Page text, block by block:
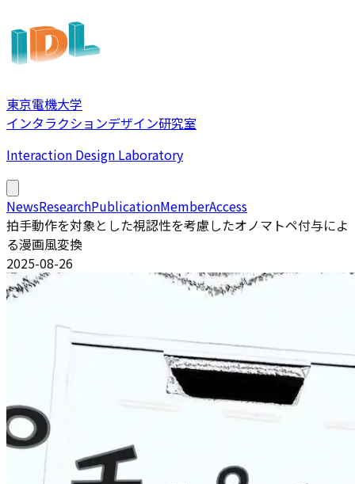
東京電機大学
インタラクションデザイン研究室
Interaction Design Laboratory
NewsResearchPublicationMemberAccess
拍手動作を対象とした視認性を考慮したオノマトペ付与によ
る漫画風変換
2025-08-26